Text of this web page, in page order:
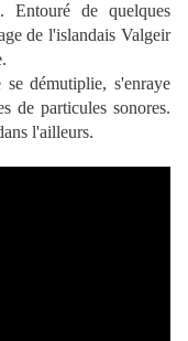
Entouré de quelques
de l'islandais Valgeir
démutiplie, s'enraye
de particules sonores.
l'ailleurs.